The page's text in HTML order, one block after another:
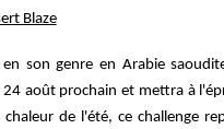
Blaze
en son genre en Arabie
août prochain et mettra à
chaleur de l'été, ce challenge